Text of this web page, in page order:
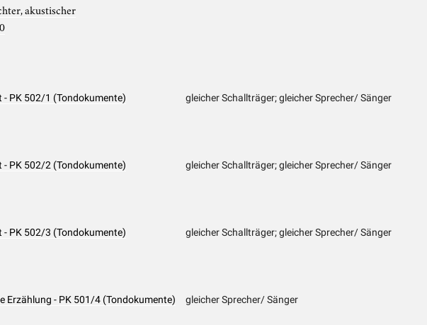
akustischer
PK 502/1 (Tondokumente) gleicher Schallträger; gleicher Sprecher/ Sänger
PK 502/2 (Tondokumente) gleicher Schallträger; gleicher Sprecher/ Sänger
PK 502/3 (Tondokumente) gleicher Schallträger; gleicher Sprecher/ Sänger
Erzählung - PK 501/4 (Tondokumente) gleicher Sprecher/ Sänger